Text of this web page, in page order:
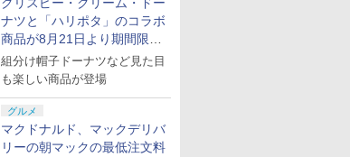
ナツと「ハリポタ」のコラボ
商品が8月21日より期間限定
で発売
組分け帽子ドーナツなど見た目
も楽しい商品が登場
グルメ
マクドナルド、マックデリバ
リーの朝マックの最低注文料